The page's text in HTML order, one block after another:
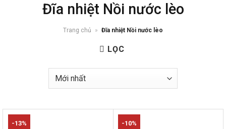
Đĩa nhiệt Nồi nước lèo
Trang chủ » Đĩa nhiệt Nồi nước lèo
LỌC
-13% -10%